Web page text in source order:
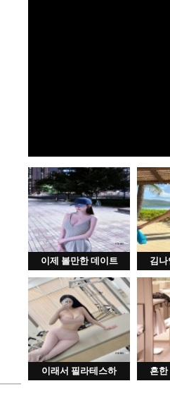
이제 볼만한 데이트 김나
이래서 필라테스하 흔한